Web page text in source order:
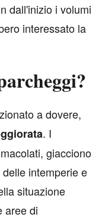
dall'inizio i volumi
interessato la
a dovere,
. I
giacciono
intemperie e
situazione
aree di